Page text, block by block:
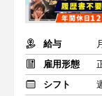
給与
雇用形態
シフト